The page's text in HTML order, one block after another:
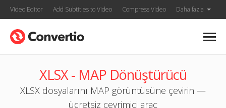
Video Editor Add Subtitles to Video Compress Video Daha fazla
XLSX - MAP Dönüştürücü
XLSX dosyalarını MAP görüntüsüne çevirin —
ücretsiz çevrimiçi araç